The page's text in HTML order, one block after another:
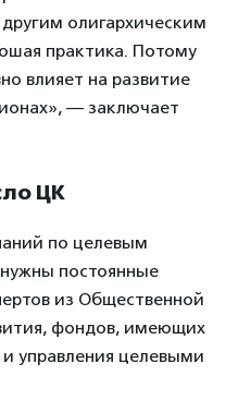
олигархическим
практика. Потому
влияет на развитие
— заключает
ЦК
по целевым
постоянные
из Общественной
фондов, имеющих
управления целевыми